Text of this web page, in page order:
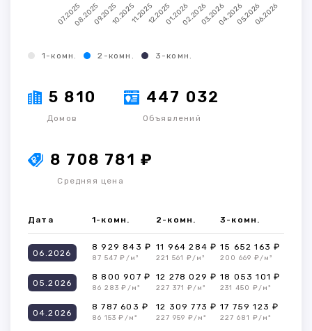
1-комн. 2-комн. 3-комн.
5 810
Домов
447 032
Объявлений
8 708 781 ₽
Средняя цена
Дата 1-комн. 2-комн. 3-комн.
06.2026
8 929 843 ₽
87 547 ₽/м²
11 964 284 ₽
221 561 ₽/м²
15 652 163 ₽
200 669 ₽/м²
05.2026
8 800 907 ₽
86 283 ₽/м²
12 278 029 ₽
227 371 ₽/м²
18 053 101 ₽
231 450 ₽/м²
04.2026
8 787 603 ₽
86 153 ₽/м²
12 309 773 ₽
227 959 ₽/м²
17 759 123 ₽
227 681 ₽/м²